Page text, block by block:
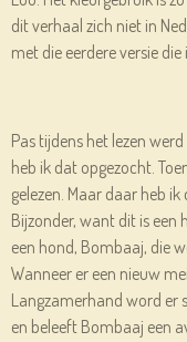
dit verhaal zich niet in
met die eerdere versie die
Pas tijdens het lezen
heb ik dat opgezocht.
gelezen. Maar daar heb
Bijzonder, want dit is een
een hond, Bombaaj, die
Wanneer er een nieuw
Langzamerhand word er
en beleeft Bombaaj een